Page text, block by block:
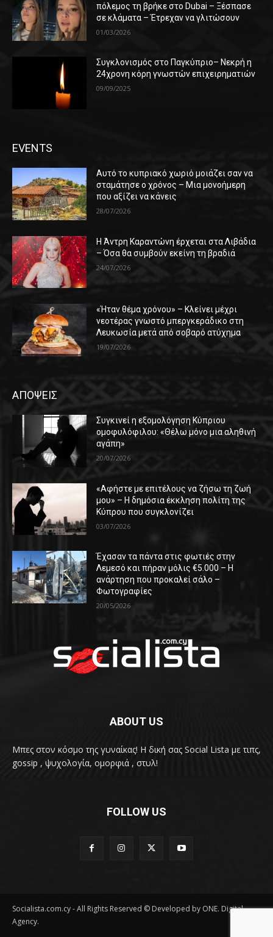
πόλεμος τη βρήκε στο Dubai – Ξέσπασε
σε κλάματα – Έτρεχαν να γλιτώσουν
01/03/2026
Συγκλονισμός στο Παγκύπριο– Νεκρή η
24χρονη κόρη γνωστών επιχειρηματιών
09/09/2025
EVENTS
Αυτό το κυπριακό χωριό μοιάζει σαν να
σταμάτησε ο χρόνος – Μια μονοήμερη
που αξίζει να κάνεις
28/07/2026
Η Άντρη Καραντώνη έρχεται στα Λιβάδια
– Όσα θα συμβούν εκείνη τη βραδιά
24/07/2026
«Ήταν θέμα χρόνου» – Κλείνει μέχρι
νεοτέρας γνωστό μπεργκεράδικο στη
Λευκωσία μετά από σοβαρό ατύχημα
19/07/2026
ΑΠΟΨΕΙΣ
Συγκινεί η εξομολόγηση Κύπριου
ομοφυλόφιλου: «Θέλω μόνο μια αληθινή
αγάπη»
20/07/2026
«Αφήστε με επιτέλους να ζήσω τη ζωή
μου» – Η δημόσια έκκληση πολίτη της
Κύπρου που συγκλονίζει
03/07/2026
Έχασαν τα πάντα στις φωτιές στην
Λεμεσό και πήραν μόλις €5.000 – Η
ανάρτηση που προκαλεί σάλο –
Φωτογραφίες
20/05/2026
ABOUT US
Μπες στον κόσμο της γυναίκας! H δική σας Social Lista με τιπς,
gossip , ψυχολογία, ομορφιά , στυλ!
FOLLOW US
Socialista.com.cy - All Rights Reserved © Developed by ONE. Digital
Agency.